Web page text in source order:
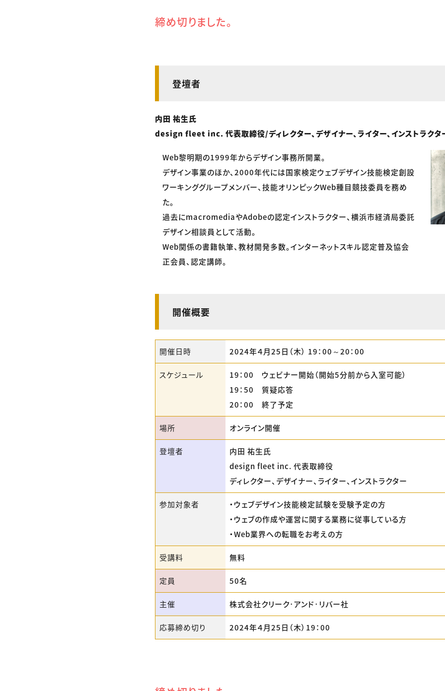
締め切りました。
登壇者
内田 祐生氏
design fleet inc. 代表取締役/ディレクター、デザイナー、ライター、インストラクタ
Web黎明期の1999年からデザイン事務所開業。
デザイン事業のほか、2000年代には国家検定ウェブデザイン技能検定創設
ワーキンググループメンバー、技能オリンピックWeb種目競技委員を務め
た。
過去にmacromediaやAdobeの認定インストラクター、横浜市経済局委託
デザイン相談員として活動。
Web関係の書籍執筆、教材開発多数。インターネットスキル認定普及協会
正会員、認定講師。
開催概要
開催日時 2024年４月25日（木） 19：00～20：00
スケジュール
19：00 ウェビナー開始（開始5分前から入室可能）
19：50 質疑応答
20：00 終了予定
場所 オンライン開催
登壇者
内田 祐生氏
design fleet inc. 代表取締役
ディレクター、デザイナー、ライター、インストラクター
参加対象者
・ウェブデザイン技能検定試験を受験予定の方
・ウェブの作成や運営に関する業務に従事している方
・Web業界への転職をお考えの方
受講料 無料
定員 50名
主催 株式会社クリーク･アンド･リバー社
応募締め切り 2024年４月25日（木）19：00